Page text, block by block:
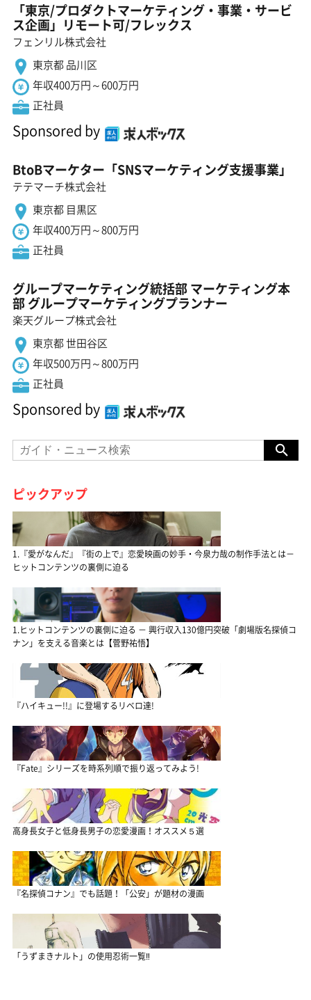
「東京/プロダクトマーケティング・事業・サービ
ス企画」リモート可/フレックス
フェンリル株式会社
東京都 品川区
年収400万円～600万円
正社員
Sponsored by
BtoBマーケター「SNSマーケティング支援事業」
テテマーチ株式会社
東京都 目黒区
年収400万円～800万円
正社員
グループマーケティング統括部 マーケティング本
部 グループマーケティングプランナー
楽天グループ株式会社
東京都 世田谷区
年収500万円～800万円
正社員
Sponsored by
ピックアップ
1.『愛がなんだ』『街の上で』恋愛映画の妙手・今泉力哉の制作手法とは－
ヒットコンテンツの裏側に迫る
1.ヒットコンテンツの裏側に迫る － 興行収入130億円突破「劇場版名探偵コ
ナン」を支える音楽とは【菅野祐悟】
『ハイキュー!!』に登場するリベロ達!
『Fate』シリーズを時系列順で振り返ってみよう!
高身長女子と低身長男子の恋愛漫画！オススメ５選
『名探偵コナン』でも話題！「公安」が題材の漫画
「うずまきナルト」の使用忍術一覧‼